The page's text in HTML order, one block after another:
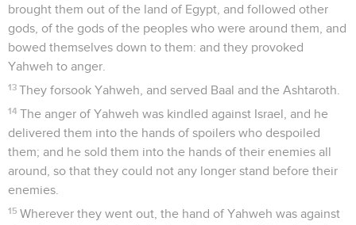
brought them out of the land of Egypt, and followed other
gods, of the gods of the peoples who were around them, and
bowed themselves down to them: and they provoked
Yahweh to anger.
13 They forsook Yahweh, and served Baal and the Ashtaroth.
14 The anger of Yahweh was kindled against Israel, and he
delivered them into the hands of spoilers who despoiled
them; and he sold them into the hands of their enemies all
around, so that they could not any longer stand before their
enemies.
15 Wherever they went out, the hand of Yahweh was against